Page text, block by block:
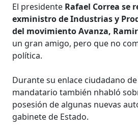
El presidente Rafael Correa se
exministro de Industrias y
del movimiento Avanza,
un gran amigo, pero que no
política.
Durante su enlace ciudadano
mandatario también nhabló
posesión de algunas nuevas
gabinete de Estado.